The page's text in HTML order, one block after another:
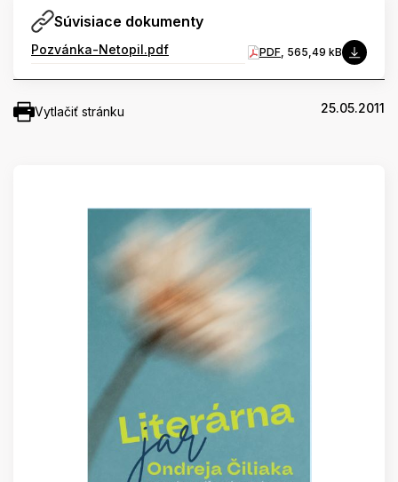
Súvisiace dokumenty
Pozvánka-Netopil.pdf PDF, 565,49 kB
Vytlačiť stránku 25.05.2011